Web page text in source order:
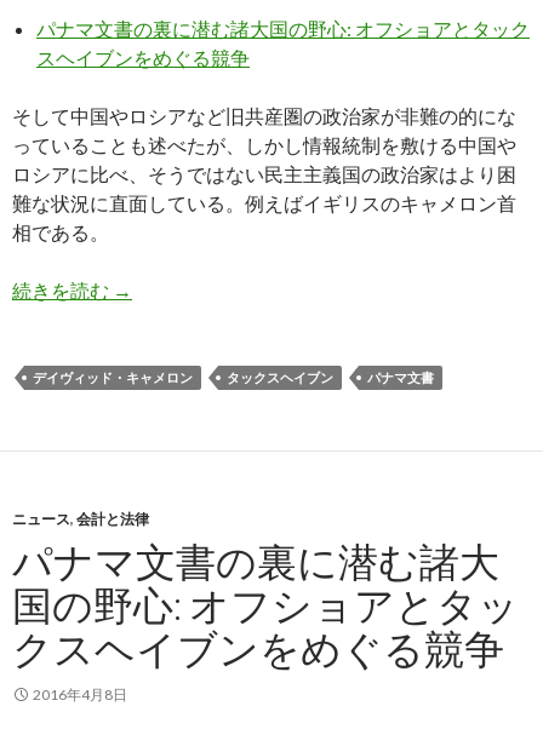
パナマ文書の裏に潜む諸大国の野心: オフショアとタック
スヘイブンをめぐる競争
そして中国やロシアなど旧共産圏の政治家が非難の的にな
っていることも述べたが、しかし情報統制を敷ける中国や
ロシアに比べ、そうではない民主主義国の政治家はより困
難な状況に直面している。例えばイギリスのキャメロン首
相である。
続きを読む イギリスのキャメロン首相、パナマ文書問題で
→
デイヴィッド・キャメロン タックスヘイブン パナマ文書
ニュース, 会計と法律
パナマ文書の裏に潜む諸大
国の野心: オフショアとタッ
クスヘイブンをめぐる競争
2016年4月8日